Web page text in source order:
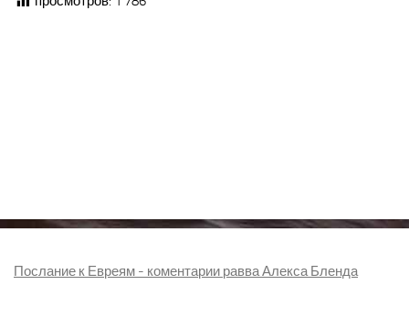
Послание к Евреям - коментарии равва Алекса Бленда